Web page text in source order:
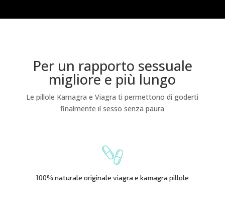
Per un rapporto sessuale
migliore e più lungo
Le pillole Kamagra e Viagra ti permettono di goderti
finalmente il sesso senza paura
100% naturale originale viagra e kamagra pillole